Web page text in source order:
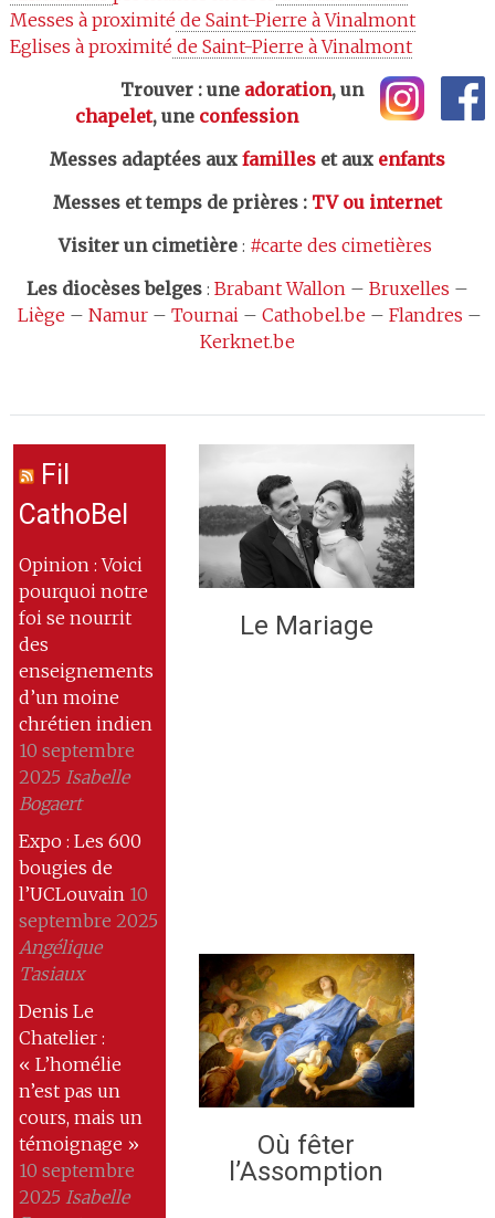
Messes à proximité de Saint-Pierre à Vinalmont
Eglises à proximité de Saint-Pierre à Vinalmont
Trouver : une adoration, un
chapelet, une confession
Messes adaptées aux familleset aux enfants
Messes et temps de prières: TV ou internet
Visiter un cimetière: #carte des cimetières
Les diocèses belges: Brabant Wallon– Bruxelles –
Liège – Namur– Tournai– Cathobel.be – Flandres –
Kerknet.be
Fil
CathoBel
Opinion : Voici
pourquoi notre
foi se nourrit
des
enseignements
d’un moine
chrétien indien
10 septembre
2025 Isabelle
Bogaert
Expo : Les 600
bougies de
l’UCLouvain 10
septembre 2025
Angélique
Tasiaux
Denis Le
Chatelier :
« L’homélie
n’est pas un
cours, mais un
témoignage »
10 septembre
2025 Isabelle
Le Mariage
Où fêter
l’Assomption